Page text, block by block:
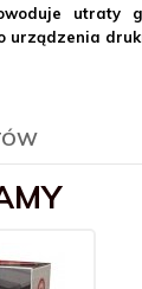
utraty
urządzenia